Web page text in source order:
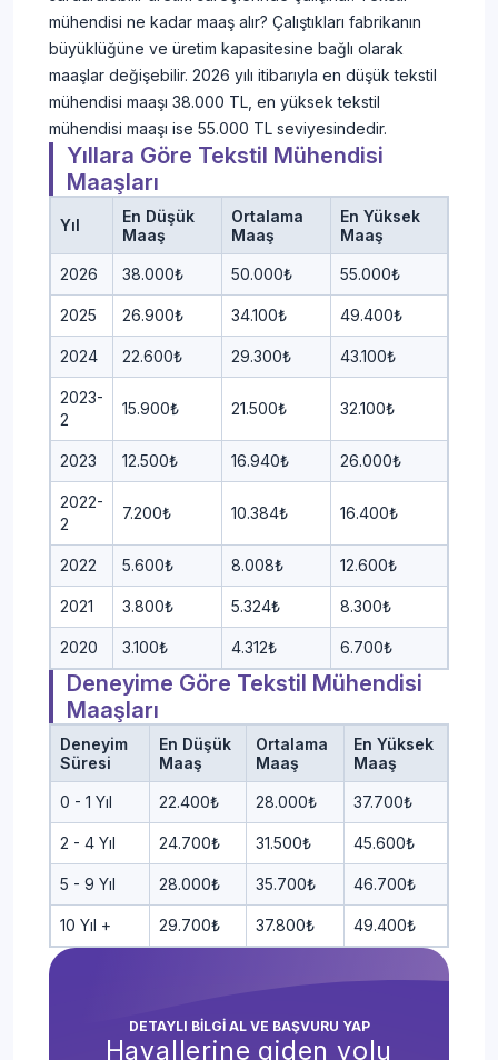
mühendisi ne kadar maaş alır? Çalıştıkları fabrikanın
büyüklüğüne ve üretim kapasitesine bağlı olarak
maaşlar değişebilir. 2026 yılı itibarıyla en düşük tekstil
mühendisi maaşı 38.000 TL, en yüksek tekstil
mühendisi maaşı ise 55.000 TL seviyesindedir.
Yıllara Göre Tekstil Mühendisi
Maaşları
Yıl
En Düşük
Maaş
Ortalama
Maaş
En Yüksek
Maaş
2026 38.000₺ 50.000₺ 55.000₺
2025 26.900₺ 34.100₺ 49.400₺
2024 22.600₺ 29.300₺ 43.100₺
2023-
2
15.900₺ 21.500₺ 32.100₺
2023 12.500₺ 16.940₺ 26.000₺
2022-
2
7.200₺ 10.384₺ 16.400₺
2022 5.600₺ 8.008₺ 12.600₺
2021 3.800₺ 5.324₺ 8.300₺
2020 3.100₺ 4.312₺ 6.700₺
Deneyime Göre Tekstil Mühendisi
Maaşları
Deneyim
Süresi
En Düşük
Maaş
Ortalama
Maaş
En Yüksek
Maaş
0 - 1 Yıl 22.400₺ 28.000₺ 37.700₺
2 - 4 Yıl 24.700₺ 31.500₺ 45.600₺
5 - 9 Yıl 28.000₺ 35.700₺ 46.700₺
10 Yıl + 29.700₺ 37.800₺ 49.400₺
DETAYLI BİLGİ AL VE BAŞVURU YAP
Hayallerine giden yolu